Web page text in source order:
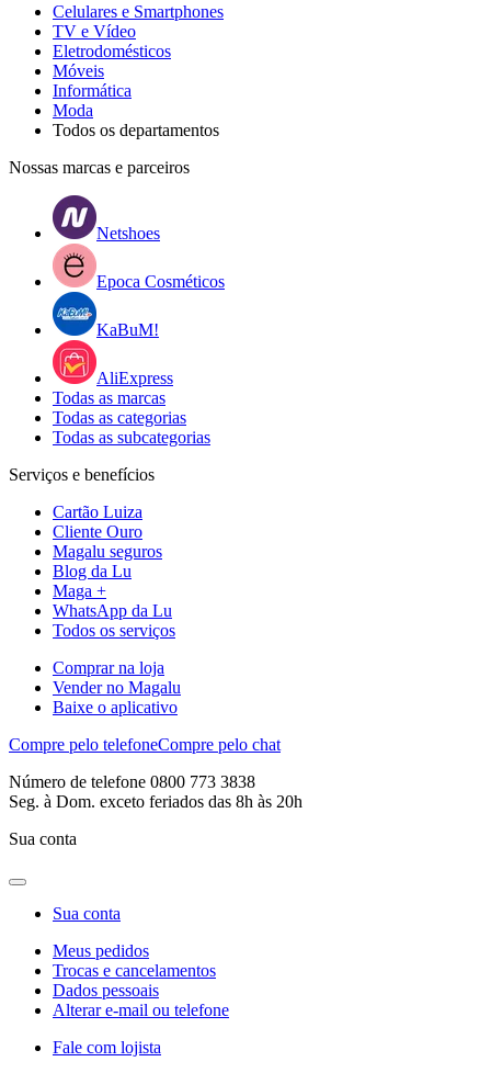
Celulares e Smartphones
TV e Vídeo
Eletrodomésticos
Móveis
Informática
Moda
Todos os departamentos
Nossas marcas e parceiros
Netshoes
Epoca Cosméticos
KaBuM!
AliExpress
Todas as marcas
Todas as categorias
Todas as subcategorias
Serviços e benefícios
Cartão Luiza
Cliente Ouro
Magalu seguros
Blog da Lu
Maga +
WhatsApp da Lu
Todos os serviços
Comprar na loja
Vender no Magalu
Baixe o aplicativo
Compre pelo telefoneCompre pelo chat
Número de telefone 0800 773 3838
Seg. à Dom. exceto feriados das 8h às 20h
Sua conta
Sua conta
Meus pedidos
Trocas e cancelamentos
Dados pessoais
Alterar e-mail ou telefone
Fale com lojista